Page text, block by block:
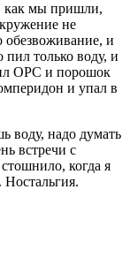
как мы пришли,
не
обезвоживание, и
пил только воду, и
ОРС и порошок
и упал в
воду, надо думать
встречи с
когда я
Ностальгия.